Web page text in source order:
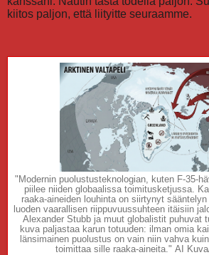
kiitos paljon, että liityitte seuraamme.
"Modernin puolustusteknologian, kuten F-35-
piilee niiden globaalissa toimitusketjussa.
raaka-aineiden louhinta on siirtynyt
luoden vaarallisen riippuvuussuhteen itäisiin
Alexander Stubb ja muut globalistit puhuvat
kuva paljastaa karun totuuden: ilman omia
länsimainen puolustus on vain niin vahva
toimittaa sille raaka-aineita." AI